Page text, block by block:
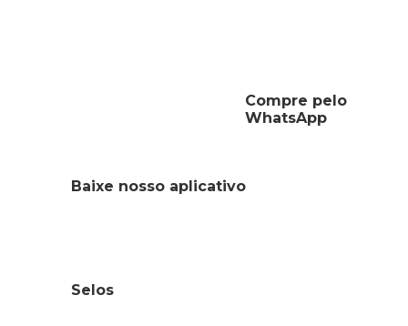
Compre pelo
WhatsApp
Baixe nosso aplicativo
Selos